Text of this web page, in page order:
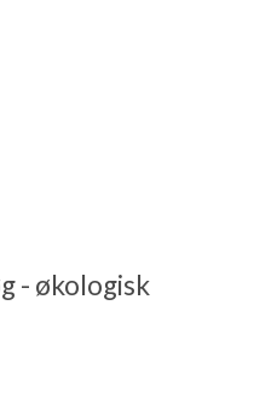
- økologisk